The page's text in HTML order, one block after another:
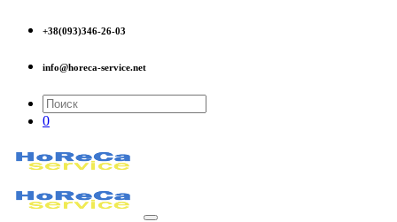
+38(093)346-26-03
info@horeca-service.net
0